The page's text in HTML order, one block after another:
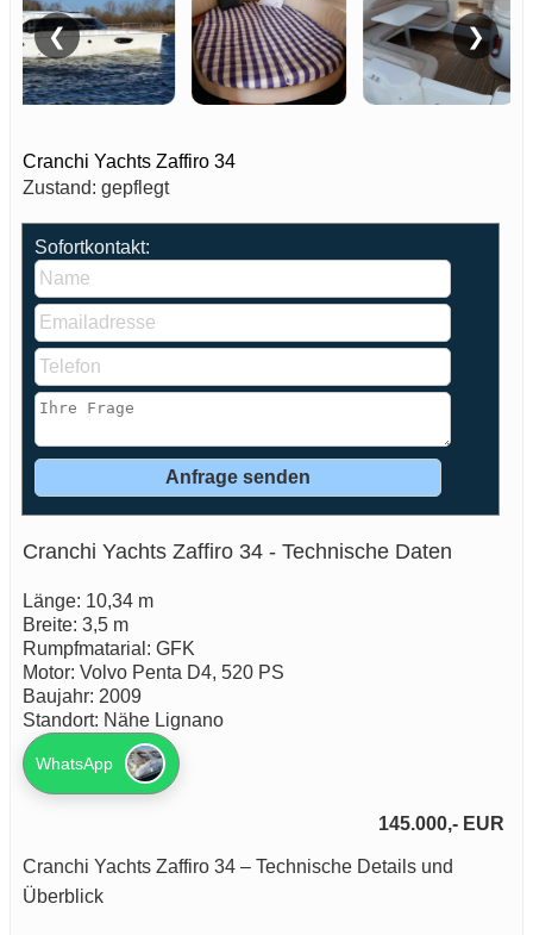
❮ ❯
Cranchi Yachts Zaffiro 34
Zustand: gepflegt
Sofortkontakt:
Cranchi Yachts Zaffiro 34 - Technische Daten
Länge: 10,34 m
Breite: 3,5 m
Rumpfmatarial: GFK
Motor: Volvo Penta D4, 520 PS
Baujahr: 2009
Standort: Nähe Lignano
WhatsApp
145.000,- EUR
Cranchi Yachts Zaffiro 34 – Technische Details und
Überblick